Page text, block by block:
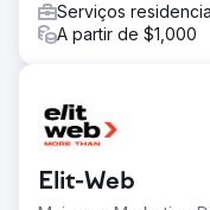
Serviços
A partir de $1,000
Elit-Web